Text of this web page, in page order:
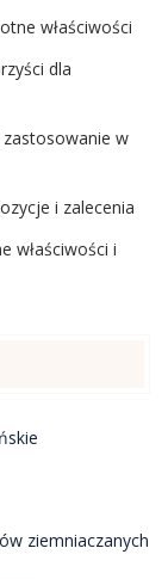
właściwości
dla
zastosowanie w
i zalecenia
właściwości i
ziemniaczanych